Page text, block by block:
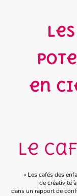
Les
en
Le
« Les cafés des
de créativité
dans un rapport de